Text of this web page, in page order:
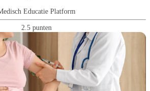
Educatie Platform
2.5 punten